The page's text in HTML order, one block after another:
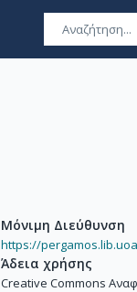
Μόνιμη Διεύθυνση
https://
Άδεια χρήσης
Creative Commons